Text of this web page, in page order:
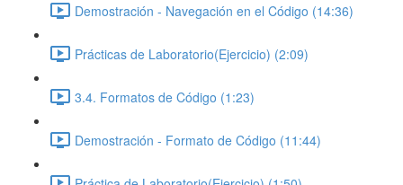
Demostración - Navegación en el Código (14:36)
Prácticas de Laboratorio(Ejercicio) (2:09)
3.4. Formatos de Código (1:23)
Demostración - Formato de Código (11:44)